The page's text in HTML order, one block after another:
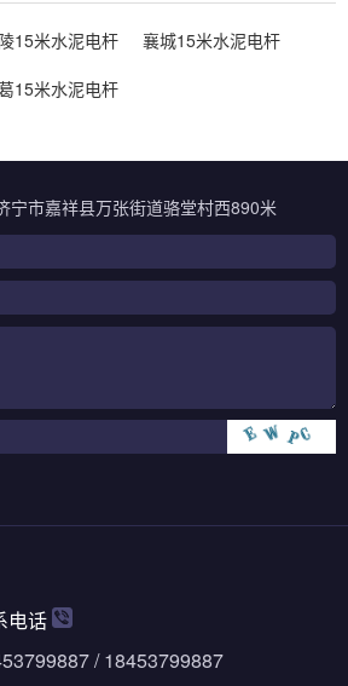
15米水泥电杆
襄城15米水泥电杆
15米水泥电杆
宁市嘉祥县万张街道骆堂村西890米
电话
/ 18453799887